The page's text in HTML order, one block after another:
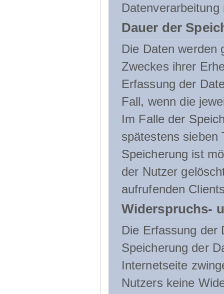
Dauer der
Die Daten werden
Zweckes ihrer
Erfassung der
Fall, wenn die
Im Falle der
spätestens sieben
Speicherung ist
der Nutzer
aufrufenden
Widerspruchs-
Die Erfassung der
Speicherung der
Internetseite
Nutzers keine